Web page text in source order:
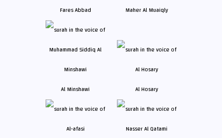
Fares Abbad Maher Al Muaiqly
Al Minshawi Al Hosary